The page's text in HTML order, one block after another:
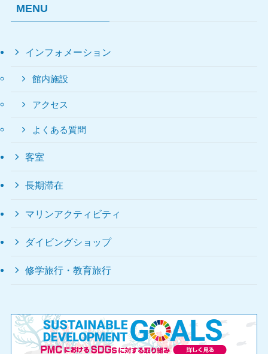
MENU
インフォメーション
館内施設
アクセス
よくある質問
客室
長期滞在
マリンアクティビティ
ダイビングショップ
修学旅行・教育旅行